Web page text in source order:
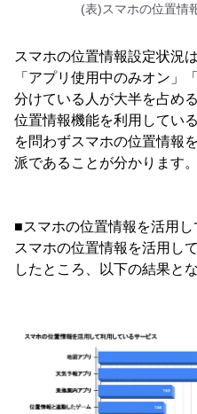
(表)スマホの位置情
スマホの位置情報設定状況
「アプリ使用中のみオン」
分けている人が大半を占め
位置情報機能を利用してい
を問わずスマホの位置情報
派であることが分かります。
■スマホの位置情報を活用
スマホの位置情報を活用し
したところ、以下の結果と